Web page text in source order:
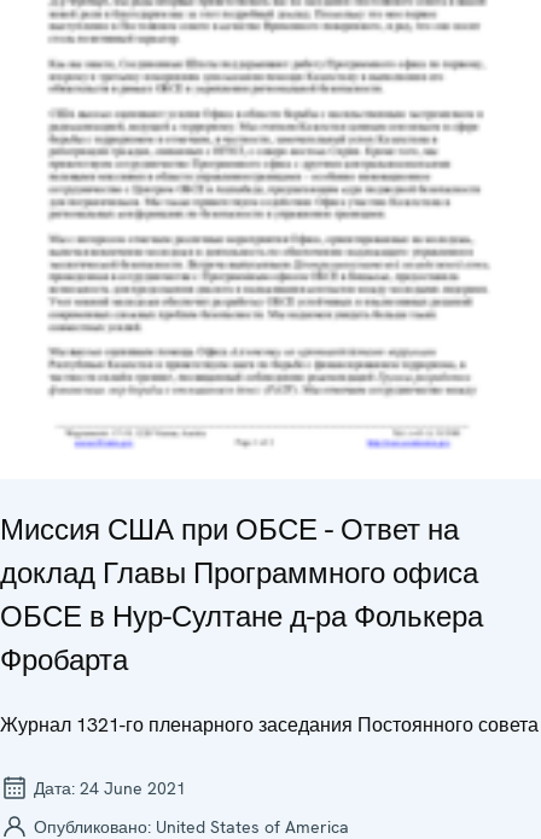
Миссия США при ОБСЕ - Ответ на
доклад Главы Программного офиса
ОБСЕ в Нур-Султане д-ра Фолькера
Фробарта
Журнал 1321-го пленарного заседания Постоянного совета
Дата: 24 June 2021
Опубликовано: United States of America